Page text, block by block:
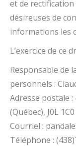
et de
désireuses de
informations les
L’exercice de ce
Responsable de
personnels :
Adresse postale
(Québec), J0L 1C0
Courriel :
Téléphone :